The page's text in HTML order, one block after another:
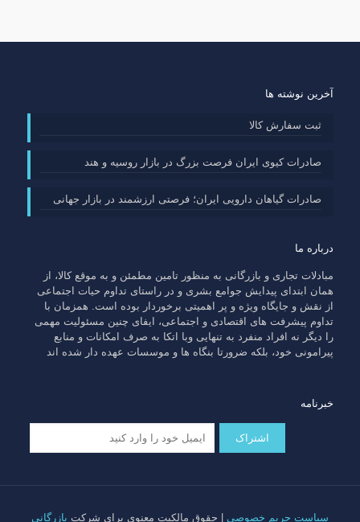
آخرین نوشته ها
ثبت سفارش کالا
صادرات کیوی ایران فرصت بزرگ در بازار روسیه و هند
صادرات گیاهان دارویی ایران؛ فرصتی ارزشمند در بازار جهانی
درباره ما
مبادلات تجاری و بازرگانی به منظور تامین مطمئن و به موقع کالا، از
همان ابتدای پیدایش جوامع بشری و در راستای تداوم حیات اجتماعی
از نقش و جایگاه ویژه و پر اهمیتی برخوردار بوده است. همزمان با
تداوم پیشرفت های اقتصادی و اجتماعی، ایفای چنین مسئولیت مهمی
را دیگر نه افراد منفرد به تنهایی وبا اتکا به صرف امکانات و منابع
پیرامونی خود، بلکه ضرورتا بنگاه ها و موسسات عهده دار شده اند
خبرنامه
سیاست حریم خصوصی | حقوق مالکیت معنوی برای شرکت بازرگانی